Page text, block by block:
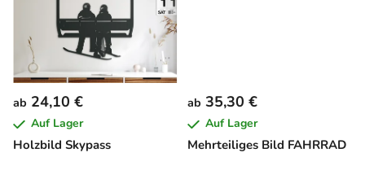
Holzbild Skypass
ab 24,10 €
Auf Lager
Mehrteiliges Bild FAHRRAD
ab 35,30 €
Auf Lager